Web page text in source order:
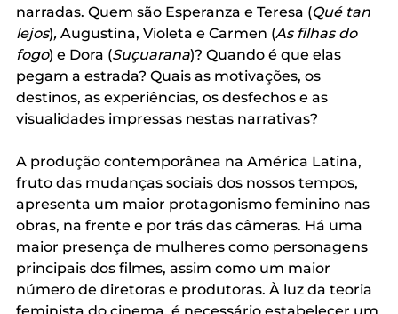
narradas. Quem são Esperanza e Teresa (Qué tan
lejos), Augustina, Violeta e Carmen (As filhas do
fogo) e Dora (Suçuarana)? Quando é que elas
pegam a estrada? Quais as motivações, os
destinos, as experiências, os desfechos e as
visualidades impressas nestas narrativas?
A produção contemporânea na América Latina,
fruto das mudanças sociais dos nossos tempos,
apresenta um maior protagonismo feminino nas
obras, na frente e por trás das câmeras. Há uma
maior presença de mulheres como personagens
principais dos filmes, assim como um maior
número de diretoras e produtoras. À luz da teoria